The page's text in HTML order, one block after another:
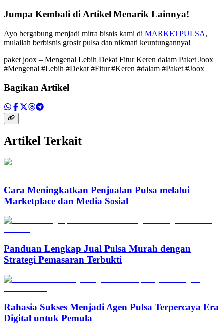
Jumpa Kembali di Artikel Menarik Lainnya!
Ayo bergabung menjadi mitra bisnis kami di MARKETPULSA,
mulailah berbisnis grosir pulsa dan nikmati keuntungannya!
paket joox – Mengenal Lebih Dekat Fitur Keren dalam Paket Joox
#Mengenal #Lebih #Dekat #Fitur #Keren #dalam #Paket #Joox
Bagikan Artikel
Artikel Terkait
Cara Meningkatkan Penjualan Pulsa melalui
Marketplace dan Media Sosial
Panduan Lengkap Jual Pulsa Murah dengan
Strategi Pemasaran Terbukti
Rahasia Sukses Menjadi Agen Pulsa Terpercaya Era
Digital untuk Pemula